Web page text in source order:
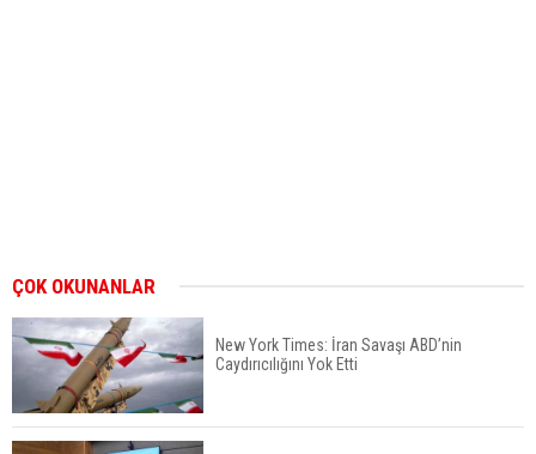
ÇOK OKUNANLAR
New York Times: İran Savaşı ABD’nin
Caydırıcılığını Yok Etti